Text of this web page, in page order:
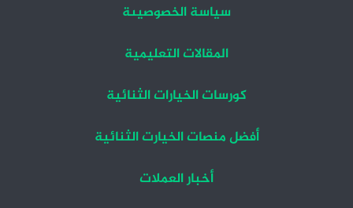
سياسة الخصوصيىة
المقالات التعليمية
كورسات الخيارات الثنائية
أفضل منصات الخيارت الثنائية
أخبار العملات